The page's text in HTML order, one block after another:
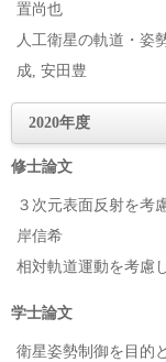
置尚也
人工衛星の軌道・姿
成, 安田豊
2020年度
修士論文
３次元表面反射を考
岸信希
相対軌道運動を考慮
学士論文
衛星姿勢制御を目的